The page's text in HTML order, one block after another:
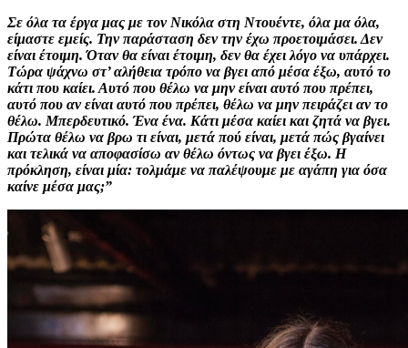
Σε όλα τα έργα μας με τον Νικόλα στη Ντουέντε, όλα μα όλα,
είμαστε εμείς. Την παράσταση δεν την έχω προετοιμάσει. Δεν
είναι έτοιμη. Όταν θα είναι έτοιμη, δεν θα έχει λόγο να υπάρχει.
Τώρα ψάχνω στ’ αλήθεια τρόπο να βγει από μέσα έξω, αυτό το
κάτι που καίει. Αυτό που θέλω να μην είναι αυτό που πρέπει,
αυτό που αν είναι αυτό που πρέπει, θέλω να μην πειράζει αν το
θέλω. Μπερδευτικό. Ένα ένα. Κάτι μέσα καίει και ζητά να βγει.
Πρώτα θέλω να βρω τι είναι, μετά πού είναι, μετά πώς βγαίνει
και τελικά να αποφασίσω αν θέλω όντως να βγει έξω. H
πρόκληση, είναι μία: τολμάμε να παλέψουμε με αγάπη για όσα
καίνε μέσα μας;”